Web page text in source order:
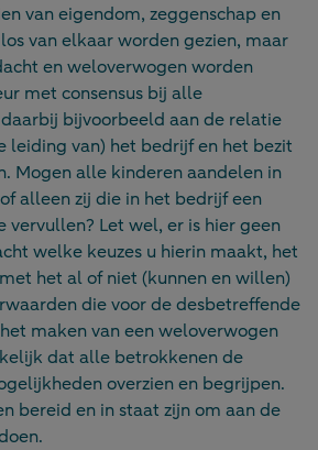
van eigendom, zeggenschap en
van elkaar worden gezien, maar
en weloverwogen worden
met consensus bij alle
bijvoorbeeld aan de relatie
leiding van) het bedrijf en het bezit
Mogen alle kinderen aandelen in
alleen zij die in het bedrijf een
vervullen? Let wel, er is hier geen
welke keuzes u hierin maakt, het
het al of niet (kunnen en willen)
die voor de desbetreffende
maken van een weloverwogen
dat alle betrokkenen de
overzien en begrijpen.
bereid en in staat zijn om aan de